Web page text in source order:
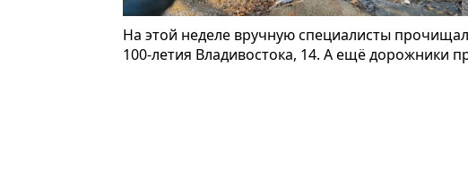
На этой неделе вручную специалисты
100-летия Владивостока, 14. А ещё дорожники